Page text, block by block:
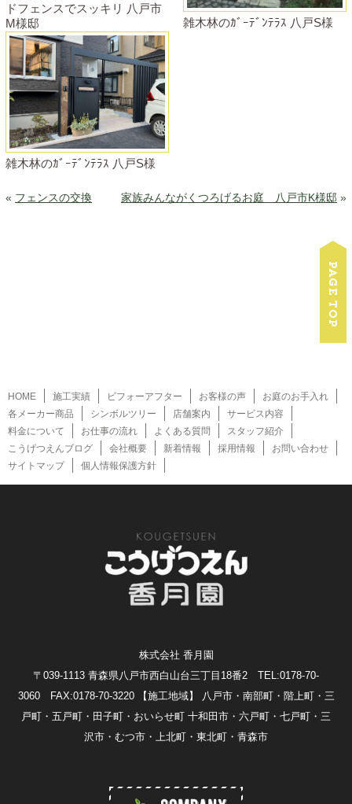
ドフェンスでスッキリ 八戸市
M様邸
雑木林のｶﾞｰﾃﾞﾝﾃﾗｽ 八戸S様
雑木林のｶﾞｰﾃﾞﾝﾃﾗｽ 八戸S様
« フェンスの交換 家族みんながくつろげるお庭 八戸市K様邸 »
HOME 施工実績 ビフォーアフター お客様の声
お庭のお手入れ
各メーカー商品
シンボルツリー 店舗案内
サービス内容
料金について
お仕事の流れ よくある質問
スタッフ紹介
こうげつえんブログ
会社概要 新着情報 採用情報
お問い合わせ
サイトマップ
個人情報保護方針
株式会社 香月園
〒039-1113 青森県八戸市西白山台三丁目18番2 TEL:0178-70-
3060 FAX:0178-70-3220
【施工地域】 八戸市・南部町・階上町・三
戸町・五戸町・田子町・おいらせ町 十和田市・六戸町・七戸町・三
沢市・むつ市・上北町・東北町・青森市